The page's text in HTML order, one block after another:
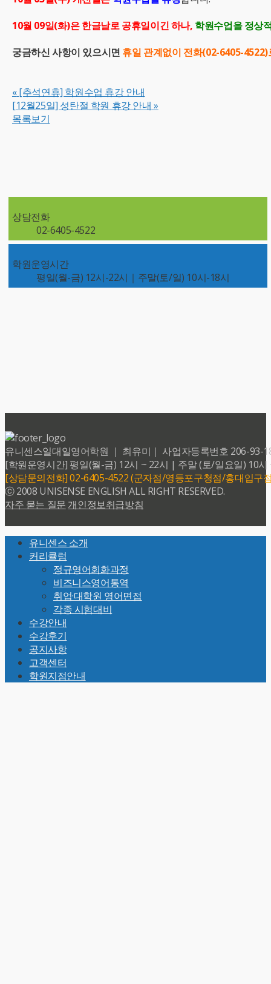
10월 09일(화)은 한글날로 공휴일이긴 하나, 학원수업을 정상
궁금하신 사항이 있으시면 휴일 관계없이 전화(02-6405-
«[추석연휴] 학원수업 휴강 안내
[12월25일] 성탄절 학원 휴강 안내 »
목록보기
상담전화
02-6405-4522
학원운영시간
평일(월-금) 12시-22시｜주말(토/일) 10시-18시
유니센스일대일영어학원 ｜ 최유미｜ 사업자등록번호 206-93-
[학원운영시간] 평일(월-금) 12시 ~ 22시 | 주말 (토/일요일) 10시
[상담문의전화] 02-6405-4522 (군자점/영등포구청점/홍대입구
ⓒ 2008 UNISENSE ENGLISH ALL RIGHT RESERVED.
자주 묻는 질문 개인정보취급방침
Top
유니센스 소개
커리큘럼
정규영어회화과정
비즈니스영어통역
취업·대학원 영어면접
각종 시험대비
수강안내
수강후기
공지사항
고객센터
학원지점안내